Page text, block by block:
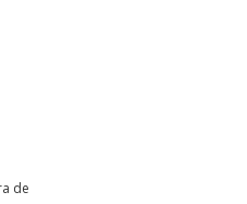
de